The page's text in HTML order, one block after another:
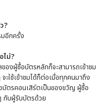
?
อีกครั้ง
ไม่?
องผู้ซื้อบัตรหลักก็จะสามารถเข้าชม
ใช้เข้าชมได้ก็ต่อเมื่อทุกคนมาถึง
ตรคอนเสิร์ตเป็นของขวัญ ผู้ซื้อ
กับผู้รับบัตรด้วย